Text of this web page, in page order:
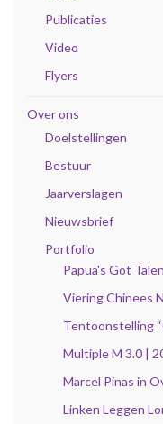
Publicaties
Video
Flyers
Over ons
Doelstellingen
Bestuur
Jaarverslagen
Nieuwsbrief
Portfolio
Papua's Got
Viering Chinees
Tentoonstelling
Multiple M 3.0 |
Marcel Pinas in
Linken Leggen